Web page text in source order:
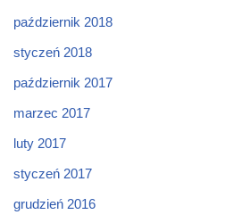
październik 2018
styczeń 2018
październik 2017
marzec 2017
luty 2017
styczeń 2017
grudzień 2016